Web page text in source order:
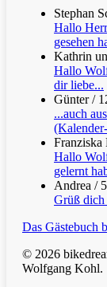
Stephan
Hallo
gesehen
Kathrin
Hallo
dir liebe...
Günter/
...auch
Franziska
Hallo
gelernt
Andrea /
Grüß
Das Gästebuch
© 2026
Wolfgang Kohl.